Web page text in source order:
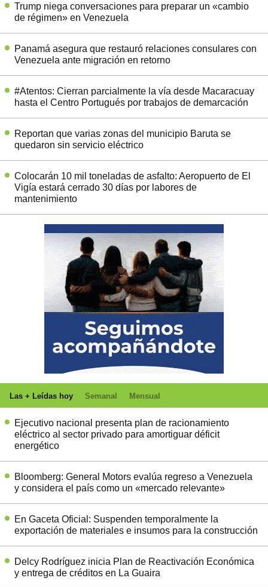
Trump niega conversaciones para preparar un «cambio
de régimen» en Venezuela
Panamá asegura que restauró relaciones consulares con
Venezuela ante migración en retorno
#Atentos: Cierran parcialmente la vía desde Macaracuay
hasta el Centro Portugués por trabajos de demarcación
Reportan que varias zonas del municipio Baruta se
quedaron sin servicio eléctrico
Colocarán 10 mil toneladas de asfalto: Aeropuerto de El
Vigía estará cerrado 30 días por labores de
mantenimiento
Las + Leídas hoy Semanal Mensual
Ejecutivo nacional presenta plan de racionamiento
eléctrico al sector privado para amortiguar déficit
energético
Bloomberg: General Motors evalúa regreso a Venezuela
y considera el país como un «mercado relevante»
En Gaceta Oficial: Suspenden temporalmente la
exportación de materiales e insumos para la construcción
Delcy Rodríguez inicia Plan de Reactivación Económica
y entrega de créditos en La Guaira